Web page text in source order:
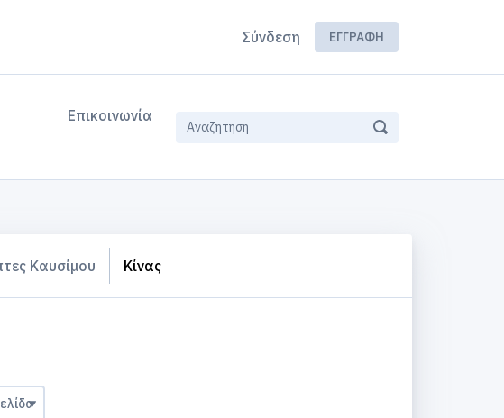
Σύνδεση ΕΓΓΡΑΦΉ
Επικοινωνία
Καυσίμου Κίνας